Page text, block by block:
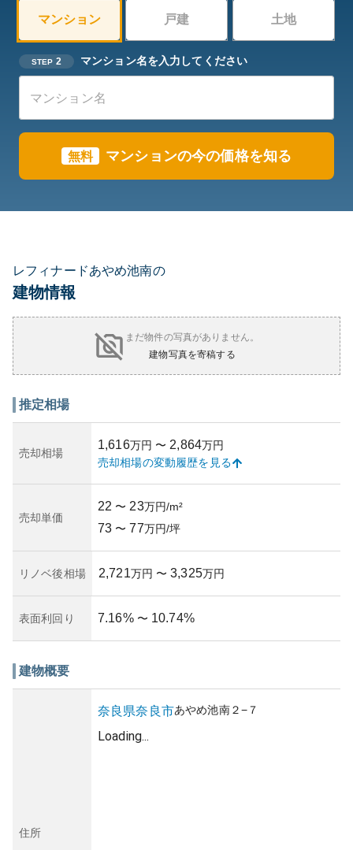
マンション 戸建 土地
STEP 2 マンション名を入力してください
無料 マンションの今の価格を知る
レフィナードあやめ池南の
建物情報
まだ物件の写真がありません。
建物写真を寄稿する
推定相場
売却相場
1,616万円 〜 2,864万円
売却相場の変動履歴を見る
売却単価
22 〜 23万円/m²
73 〜 77万円/坪
リノベ後相場 2,721万円 〜 3,325万円
表面利回り 7.16% 〜 10.74%
建物概要
住所
奈良県奈良市あやめ池南２−７
Loading...